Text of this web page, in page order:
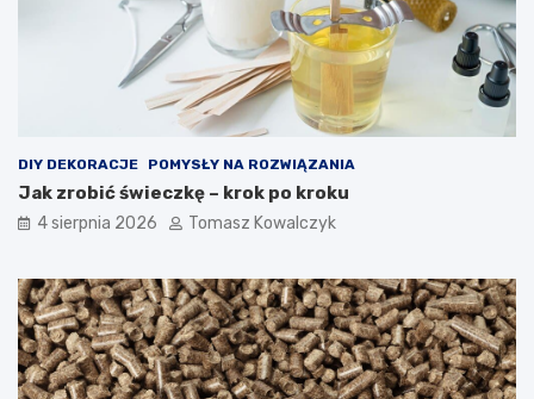
DIY DEKORACJE POMYSŁY NA ROZWIĄZANIA
Jak zrobić świeczkę – krok po kroku
4 sierpnia 2026 Tomasz Kowalczyk